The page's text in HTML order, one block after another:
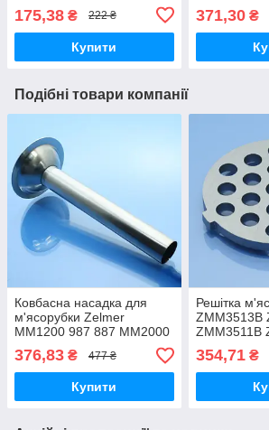
175,38 ₴ 222 ₴
Купити
371,30₴
Подібні товари компанії
Ковбасна насадка для
м'ясорубки Zelmer
MM1200 987 887 MM2000
Diana Expressive
ZMM5548W ZMM1589
ZMM2088 160/22мм
376,83 ₴ 477 ₴
Купити
Решітка
ZMM3513B
ZMM3511B
MG471A
ZMM3502B
7мм
354,71₴